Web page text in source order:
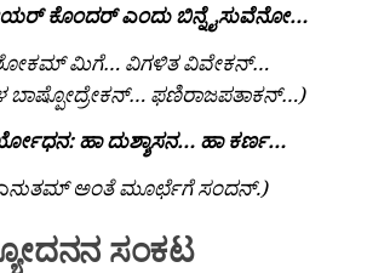
ಕೊಂದರ್ ಎಂದು ಬಿನ್ನೈಸುವೆನೋ…
ಮಿಗೆ… ವಿಗಳಿತ ವಿವೇಕನ್…
ಬಾಷ್ಪೋದ್ರೇಕನ್… ಫಣಿರಾಜಪತಾಕನ್…)
ಹಾ ದುಶ್ಶಾಸನ… ಹಾ ಕರ್ಣ…
ಅಂತೆ ಮೂರ್ಛೆಗೆ ಸಂದನ್.)
ಸಂಕಟ